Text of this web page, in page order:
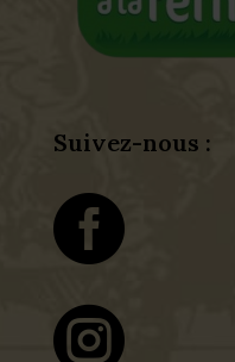
Suivez-nous :

